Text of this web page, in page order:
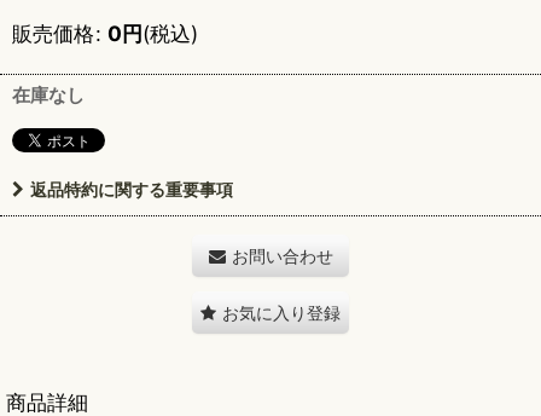
販売価格: 0円(税込)
在庫なし
返品特約に関する重要事項
お問い合わせ
お気に入り登録
商品詳細